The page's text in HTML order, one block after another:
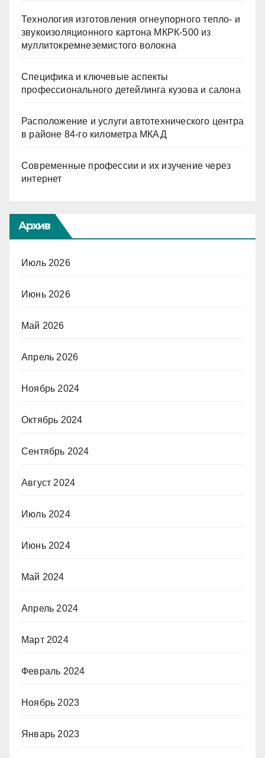
Технология изготовления огнеупорного тепло- и
звукоизоляционного картона МКРК-500 из
муллитокремнеземистого волокна
Специфика и ключевые аспекты
профессионального детейлинга кузова и салона
Расположение и услуги автотехнического центра
в районе 84-го километра МКАД
Современные профессии и их изучение через
интернет
Архив
Июль 2026
Июнь 2026
Май 2026
Апрель 2026
Ноябрь 2024
Октябрь 2024
Сентябрь 2024
Август 2024
Июль 2024
Июнь 2024
Май 2024
Апрель 2024
Март 2024
Февраль 2024
Ноябрь 2023
Январь 2023